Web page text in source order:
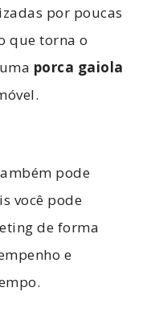
por poucas
que torna o
porca gaiola
pode
você pode
de forma
e